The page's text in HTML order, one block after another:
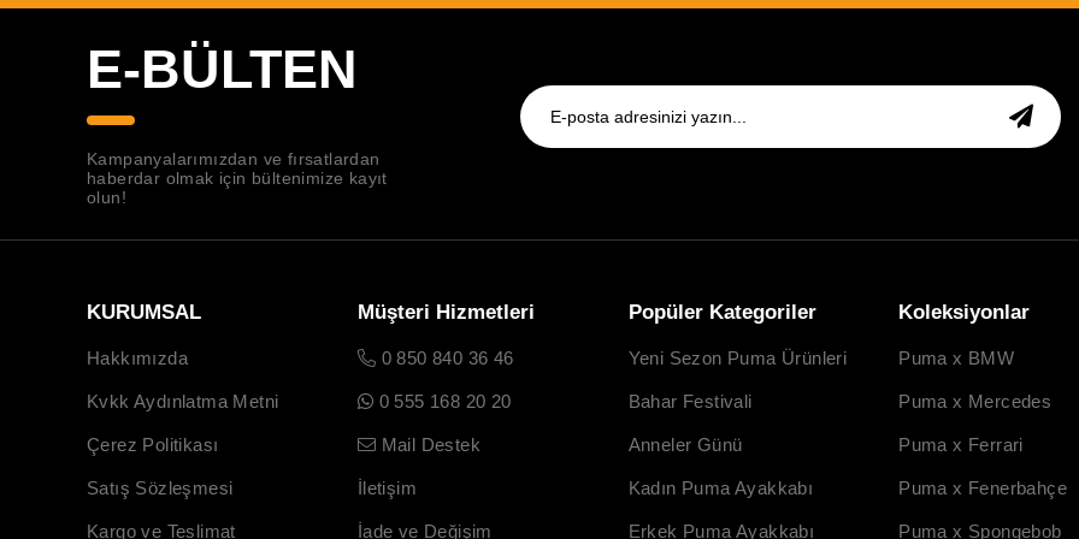
E-BÜLTEN
Kampanyalarımızdan ve fırsatlardan
haberdar olmak için bültenimize kayıt
olun!
KURUMSAL
Hakkımızda
Kvkk Aydınlatma Metni
Çerez Politikası
Satış Sözleşmesi
Kargo ve Teslimat
Müşteri Hizmetleri
0 850 840 36 46
0 555 168 20 20
Mail Destek
İletişim
İade ve Değişim
Popüler Kategoriler
Yeni Sezon Puma Ürünleri
Bahar Festivali
Anneler Günü
Kadın Puma Ayakkabı
Erkek Puma Ayakkabı
Koleksiyonlar
Puma x BMW
Puma x Mercedes
Puma x Ferrari
Puma x Fenerbahçe
Puma x Spongebob